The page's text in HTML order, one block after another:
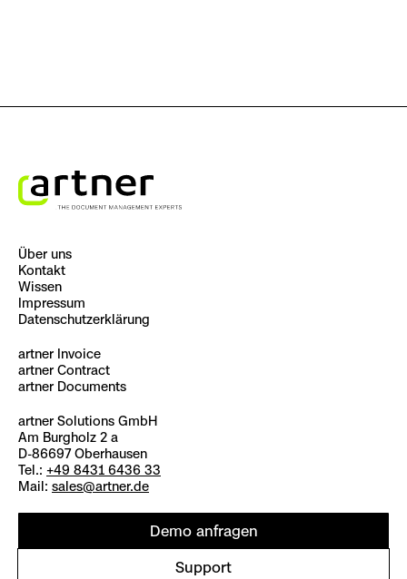
Über uns
Kontakt
Wissen
Impressum
Datenschutzerklärung
artner Invoice
artner Contract
artner Documents
artner Solutions GmbH
Am Burgholz 2 a
D-86697 Oberhausen
Tel.: +49 8431 6436 33
Mail: sales@artner.de
Demo anfragen
Support